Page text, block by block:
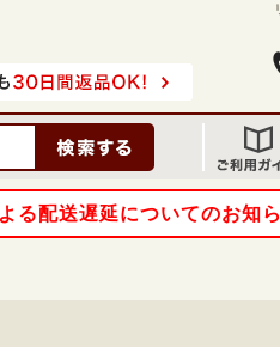
る配送遅延についてのお知